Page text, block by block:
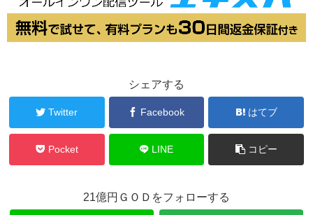
シェアする
Twitter Facebook はてブ
Pocket LINE コピー
21億円ＧＯＤをフォローする